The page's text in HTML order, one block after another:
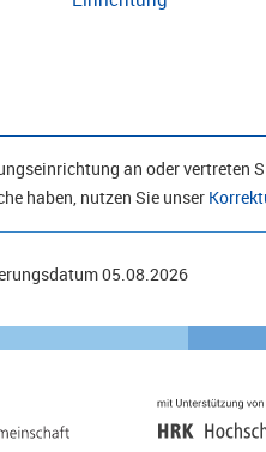
an oder vertreten
haben, nutzen Sie unser
05.08.2026